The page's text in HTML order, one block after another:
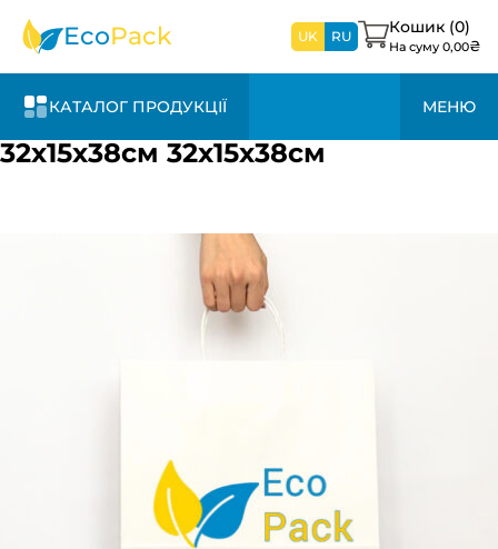
часом
EcoPack UK RU Кошик (0)
На суму 0,00₴
КАТАЛОГ ПРОДУКЦІЇ МЕНЮ
32х15х38см 32х15х38см